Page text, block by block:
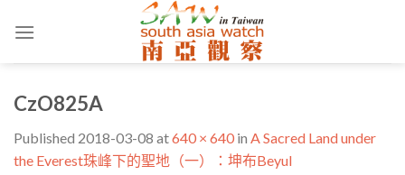
CzO825A
Published 2018-03-08 at640 × 640 in A Sacred Land under
the Everest珠峰下的聖地（一）：坤布Beyul